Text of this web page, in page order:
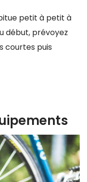
petit à petit à
début, prévoyez
courtes puis